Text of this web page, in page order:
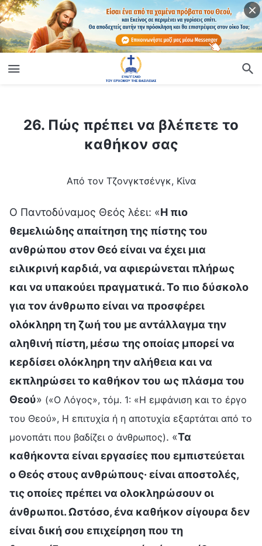
26. Πώς πρέπει να βλέπετε το καθήκον σας
26. Πώς πρέπει να βλέπετε το
καθήκον σας
Από τον Τζονγκτσένγκ, Κίνα
Ο Παντοδύναμος Θεός λέει: «Η πιο
θεμελιώδης απαίτηση της πίστης του
ανθρώπου στον Θεό είναι να έχει μια
ειλικρινή καρδιά, να αφιερώνεται πλήρως
και να υπακούει πραγματικά. Το πιο δύσκολο
για τον άνθρωπο είναι να προσφέρει
ολόκληρη τη ζωή του με αντάλλαγμα την
αληθινή πίστη, μέσω της οποίας μπορεί να
κερδίσει ολόκληρη την αλήθεια και να
εκπληρώσει το καθήκον του ως πλάσμα του
Θεού» («Ο Λόγος», τόμ. 1: «Η εμφάνιση και το έργο
του Θεού», Η επιτυχία ή η αποτυχία εξαρτάται από το
μονοπάτι που βαδίζει ο άνθρωπος). «Τα
καθήκοντα είναι εργασίες που εμπιστεύεται
ο Θεός στους ανθρώπους· είναι αποστολές,
τις οποίες πρέπει να ολοκληρώσουν οι
άνθρωποι. Ωστόσο, ένα καθήκον σίγουρα δεν
είναι δική σου επιχείρηση που τη